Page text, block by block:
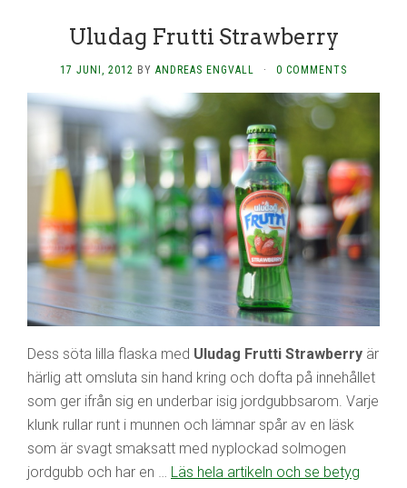
Uludag Frutti Strawberry
17 JUNI, 2012 BY ANDREAS ENGVALL · 0 COMMENTS
Dess söta lilla flaska med Uludag Frutti Strawberry är
härlig att omsluta sin hand kring och dofta på innehållet
som ger ifrån sig en underbar isig jordgubbsarom. Varje
klunk rullar runt i munnen och lämnar spår av en läsk
som är svagt smaksatt med nyplockad solmogen
jordgubb och har en … Läs hela artikeln och se betyg